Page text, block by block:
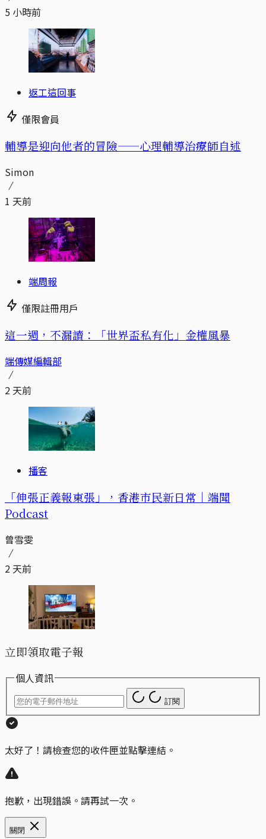
5 小時前
返工這回事
僅限會員
輔導是迎向他者的冒險——心理輔導治療師自述
Simon
1 天前
端周報
僅限註冊用戶
這一週，不漏讀：「世界盃私有化」金權風暴
端傳媒編輯部
2 天前
播客
「伸張正義報東張」，香港市民新日常｜端聞
Podcast
曾雪雯
2 天前
立即領取電子報
個人資訊
訂閱
太好了！請檢查您的收件匣並點擊連結。
抱歉，出現錯誤。請再試一次。
關閉